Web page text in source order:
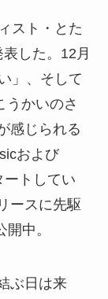
スト・とた
した。12月
」、そして
うかいのさ
感じられる
および
ートしてい
ースに先駆
中。
ぶ日は来